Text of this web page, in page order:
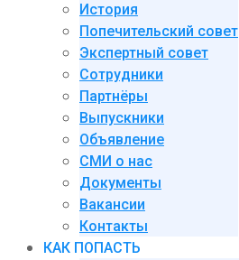
История
Попечительский совет
Экспертный совет
Сотрудники
Партнёры
Выпускники
Объявление
СМИ о нас
Документы
Вакансии
Контакты
КАК ПОПАСТЬ